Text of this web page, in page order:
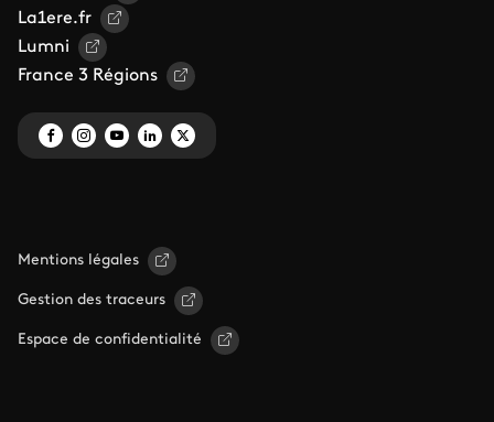
La1ere.fr
Lumni
France 3 Régions
Mentions légales
Gestion des traceurs
Espace de confidentialité